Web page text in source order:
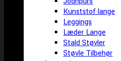
Kunststof lange
Leggings
Læder Lange
Stald Støvler
Støvle Tilbehør